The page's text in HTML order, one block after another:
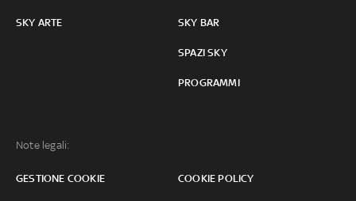
SKY ARTE SKY BAR
SPAZI SKY
PROGRAMMI
Note legali:
GESTIONE COOKIE COOKIE POLICY